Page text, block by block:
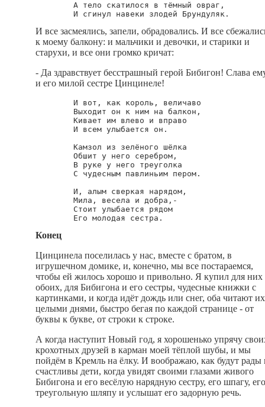
        А тело скатилося в тёмный овраг,
И все засмеялись, запели, обрадовались. И все
к моему балкону: и мальчики и девочки, и старики и
старухи, и все они громко кричат:
- Да здравствует бесстрашный герой Бибигон! Слава
и его милой сестре Цинцинеле!
        И вот, как король, величаво
        Выходит он к ним на балкон,
        Кивает им влево и вправо
        И всем улыбается он.
        Камзол из зелёного шёлка
        Обшит у него серебром,
        В руке у него треуголка
        С чудесным павлиньим пером.
        И, алым сверкая нарядом,
        Мила, весела и добра,-
        Стоит улыбается рядом
Конец
Цинцинела поселилась у нас, вместе с братом, в
игрушечном домике, и, конечно, мы все постараемся,
чтобы ей жилось хорошо и привольно. Я купил для них
обоих, для Бибигона и его сестры, чудесные книжки с
картинками, и когда идёт дождь или снег, оба читают их
целыми днями, быстро бегая по каждой странице - от
буквы к букве, от строки к строке.
А когда наступит Новый год, я хорошенько упрячу
крохотных друзей в карман моей тёплой шубы, и мы
пойдём в Кремль на ёлку. И воображаю, как будут рады
счастливы дети, когда увидят своими глазами живого
Бибигона и его весёлую нарядную сестру, его шпагу, его
треугольную шляпу и услышат его задорную речь.